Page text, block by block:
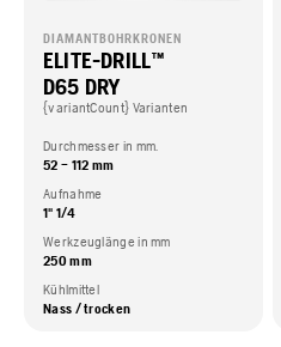
DIAMANTBOHRKRONEN
ELITE-DRILL™
D65 DRY
{variantCount} Varianten
Durchmesser in mm.
52 – 112 mm
Aufnahme
1" 1/4
Werkzeuglänge in mm
250 mm
Kühlmittel
Nass / trocken